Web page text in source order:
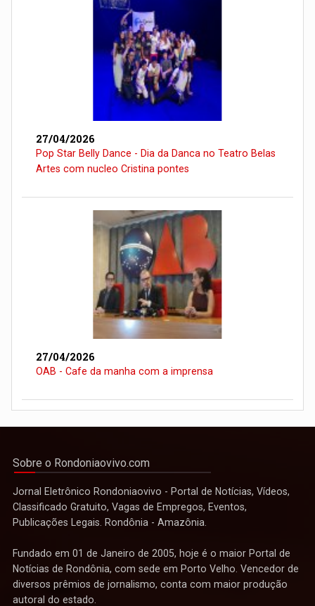
27/04/2026
Pop Star Belly Dance - Dia da Danca no Teatro Belas
Artes com nucleo Cristina pontes
27/04/2026
OAB - Cafe da manha com a imprensa
Sobre o Rondoniaovivo.com
Jornal Eletrônico Rondoniaovivo - Portal de Notícias, Vídeos,
Classificado Gratuito, Vagas de Empregos, Eventos,
Publicações Legais. Rondônia - Amazônia.
Fundado em 01 de Janeiro de 2005, hoje é o maior Portal de
Notícias de Rondônia, com sede em Porto Velho. Vencedor de
diversos prêmios de jornalismo, conta com maior produção
autoral do estado.